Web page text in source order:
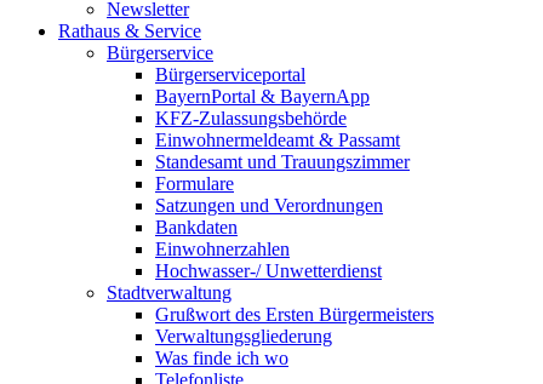
Newsletter
Rathaus & Service
Bürgerservice
Bürgerserviceportal
BayernPortal & BayernApp
KFZ-Zulassungsbehörde
Einwohnermeldeamt & Passamt
Standesamt und Trauungszimmer
Formulare
Satzungen und Verordnungen
Bankdaten
Einwohnerzahlen
Hochwasser-/ Unwetterdienst
Stadtverwaltung
Grußwort des Ersten Bürgermeisters
Verwaltungsgliederung
Was finde ich wo
Telefonliste